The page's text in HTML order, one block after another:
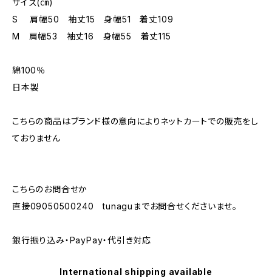
サイズ(㎝)
S 肩幅50 袖丈15 身幅51 着丈109
M 肩幅53 袖丈16 身幅55 着丈115
綿100％
日本製
こちらの商品はブランド様の意向によりネットカートでの販売をし
ておりません
こちらのお問合せか
直接09050500240 tunaguまでお問合せくださいませ。
銀行振り込み・PayPay・代引き対応
International shipping available